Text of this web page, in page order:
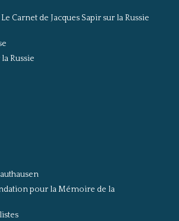
Carnet de Jacques Sapir sur la Russie
Russie
pour la Mémoire de la